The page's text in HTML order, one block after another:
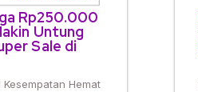
Rp250.000
Untung
Sale di
Kesempatan Hemat